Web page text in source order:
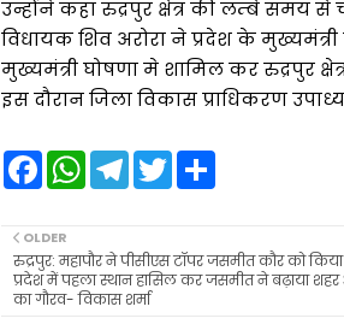
उन्होंने कहा रुद्रपुर क्षेत्र की लम्बे समय से
विधायक शिव अरोरा ने प्रदेश के
मुख्यमंत्री घोषणा मे शामिल कर रुद्रपुर
इस दौरान जिला विकास प्राधिकरण
F
a
b
o
o
k
W
A
p
p
T
e
r
a
m
T
e
r
S
OLDER
रुद्रपुर: महापौर ने पीसीएस टॉपर जसमीत कौर को
प्रदेश में पहला स्थान हासिल कर जसमीत ने बढ़ाया
का गौरव- विकास शर्मा